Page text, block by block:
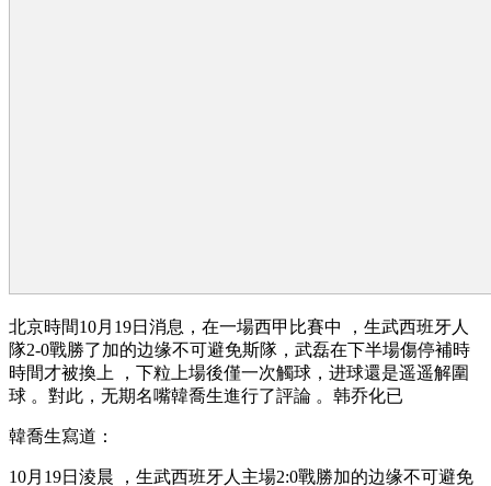
北京時間10月19日消息 ，在一場西甲比賽中 ，生武西班牙人
隊2-0戰勝了加的边缘不可避免斯隊，武磊在下半場傷停補時
時間才被換上 ，下粒上場後僅一次觸球 ，进球還是遥遥解圍
球 。對此，无期名嘴韓喬生進行了評論 。韩乔化已
韓喬生寫道：
10月19日淩晨 ，生武西班牙人主場2:0戰勝加的边缘不可避免